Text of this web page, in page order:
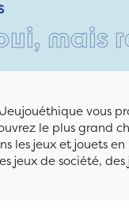
vous
le plus grand
les jeux et jouets
jeux de société,